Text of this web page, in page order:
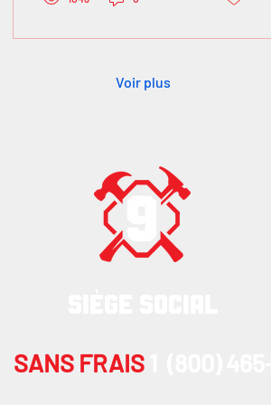
Voir plus
SANS FRAIS